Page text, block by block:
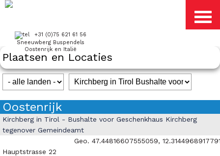
+31 (0)75 621 61 56
Sneeuwberg Buspendels
Oostenrijk en Italië
Plaatsen en Locaties
Oostenrijk
Kirchberg in Tirol - Bushalte voor Geschenkhaus Kirchberg
tegenover Gemeindeamt
Hauptstrasse 22
Geo. 47.44816607555059,